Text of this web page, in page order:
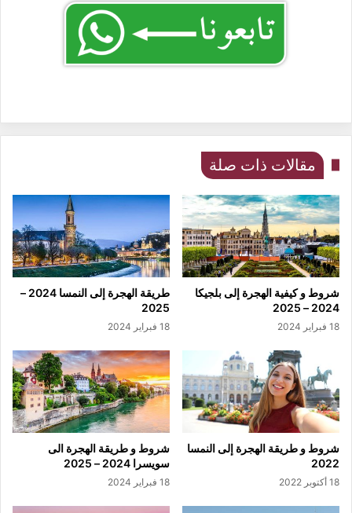
مقالات ذات صلة
شروط و كيفية الهجرة إلى بلجيكا
2024 – 2025
18 فبراير 2024
طريقة الهجرة إلى النمسا 2024 –
2025
18 فبراير 2024
شروط و طريقة الهجرة إلى النمسا
2022
18 أكتوبر 2022
شروط و طريقة الهجرة الى
سويسرا 2024 – 2025
18 فبراير 2024